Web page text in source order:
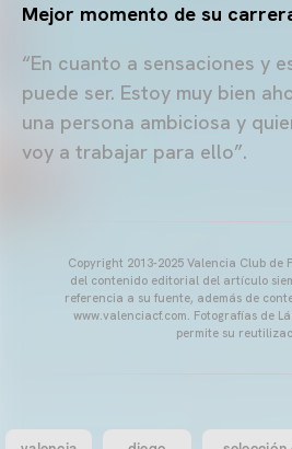
Mejor momento de su
“En cuanto a sensaciones y
puede ser. Estoy muy bien
una persona ambiciosa y
voy a trabajar para ello”.
Copyright 2013-2025 Valencia Club de
del contenido editorial del artículo
referencia a su fuente, además de
www.valenciacf.com. Fotografías de
permite su